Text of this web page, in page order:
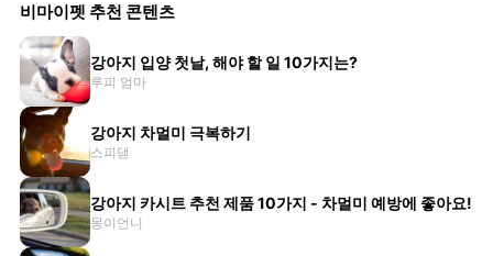
비마이펫 추천 콘텐츠
강아지 입양 첫날, 해야 할 일 10가지는?
루피 엄마
강아지 차멀미 극복하기
스피댇
강아지 카시트 추천 제품 10가지 - 차멀미 예방에 좋아요!
몽이언니